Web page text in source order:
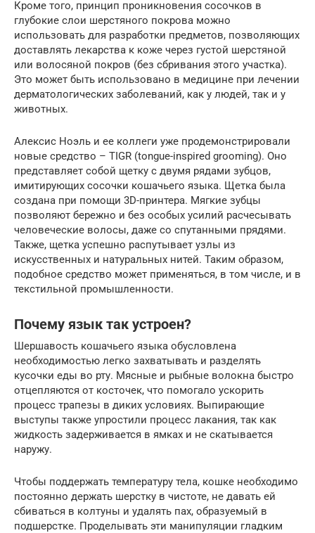
Кроме того, принцип проникновения сосочков в
глубокие слои шерстяного покрова можно
использовать для разработки предметов, позволяющих
доставлять лекарства к коже через густой шерстяной
или волосяной покров (без сбривания этого участка).
Это может быть использовано в медицине при лечении
дерматологических заболеваний, как у людей, так и у
животных.
Алексис Ноэль и ее коллеги уже продемонстрировали
новые средство – TIGR (tongue-inspired grooming). Оно
представляет собой щетку с двумя рядами зубцов,
имитирующих сосочки кошачьего языка. Щетка была
создана при помощи 3D-принтера. Мягкие зубцы
позволяют бережно и без особых усилий расчесывать
человеческие волосы, даже со спутанными прядями.
Также, щетка успешно распутывает узлы из
искусственных и натуральных нитей. Таким образом,
подобное средство может применяться, в том числе, и в
текстильной промышленности.
Почему язык так устроен?
Шершавость кошачьего языка обусловлена
необходимостью легко захватывать и разделять
кусочки еды во рту. Мясные и рыбные волокна быстро
отцепляются от косточек, что помогало ускорить
процесс трапезы в диких условиях. Выпирающие
выступы также упростили процесс лакания, так как
жидкость задерживается в ямках и не скатывается
наружу.
Чтобы поддержать температуру тела, кошке необходимо
постоянно держать шерстку в чистоте, не давать ей
сбиваться в колтуны и удалять пах, образуемый в
подшерстке. Проделывать эти манипуляции гладким